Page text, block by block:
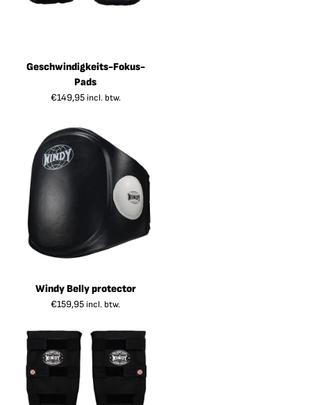
Geschwindigkeits-Fokus-
Pads
€149,95 incl. btw.
Windy Belly protector
€159,95 incl. btw.